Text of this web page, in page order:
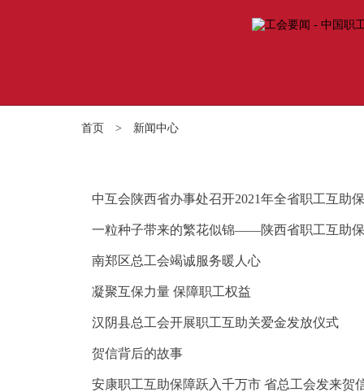
首页 > 新闻中心
中互会陕西省办事处召开2021年全省职工互助
一粒种子带来的繁花似锦——陕西省职工互助
南郑区总工会竭诚服务暖人心
凝聚互保力量 保障职工权益
汉阴县总工会开展职工互助关爱金发放仪式
贺信背后的故事
安康职工互助保障跃入千万市 省总工会发来贺